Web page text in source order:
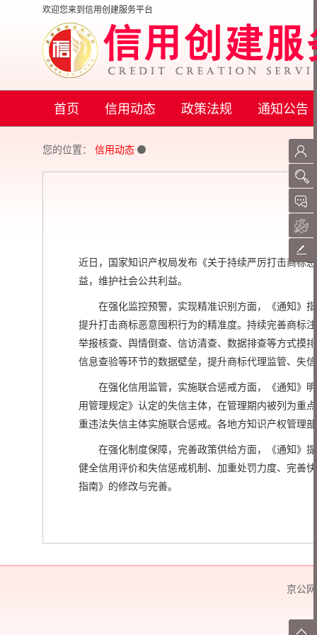
欢迎您来到信用创建服务平台
首页 信用动态 政策法规 通知公告
您的位置： 信用动态
近日，国家知识产权局发布《关于持续严厉打击商标
益，维护社会公共利益。
在强化监控预警，实现精准识别方面，《通知》指
提升打击商标恶意囤积行为的精准度。持续完善商标
举报核查、舆情倒查、信访清查、数据排查等方式摸
信息查验等环节的数据壁垒，提升商标代理监管、失
在强化信用监管，实施联合惩戒方面，《通知》明
用管理规定》认定的失信主体，在管理期内被列为重
重违法失信主体实施联合惩戒。各地方知识产权管理
在强化制度保障，完善政策供给方面，《通知》提
健全信用评价和失信惩戒机制、加重处罚力度、完善
指南》的修改与完善。
京公